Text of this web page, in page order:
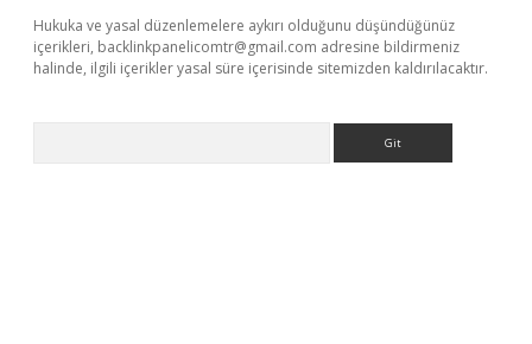
Hukuka ve yasal düzenlemelere aykırı olduğunu düşündüğünüz
içerikleri, backlinkpanelicomtr@gmail.com adresine bildirmeniz
halinde, ilgili içerikler yasal süre içerisinde sitemizden kaldırılacaktır.